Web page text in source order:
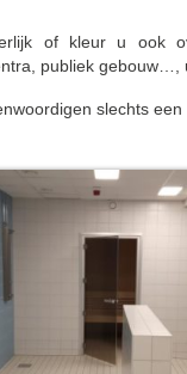
of kleur u ook
publiek
slechts